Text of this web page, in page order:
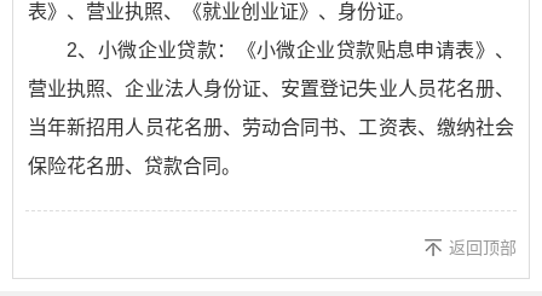
表》、营业执照、《就业创业证》、身份证。
2、小微企业贷款：《小微企业贷款贴息申请表》、
营业执照、企业法人身份证、安置登记失业人员花名册、
当年新招用人员花名册、劳动合同书、工资表、缴纳社会
保险花名册、贷款合同。
返回顶部